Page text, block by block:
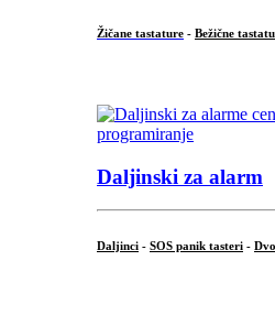
Žičane tastature - Bežične
Daljinski za alarm
Daljinci - SOS panik tasteri -